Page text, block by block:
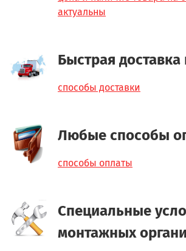
актуальны
Быстрая доставка
способы доставки
Любые способы
способы оплаты
Специальные
монтажных